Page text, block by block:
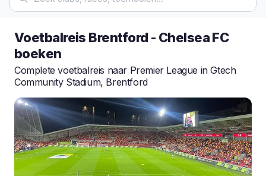
Voetbalreis Brentford - Chelsea FC
boeken
Complete voetbalreis naar Premier League in Gtech
Community Stadium, Brentford